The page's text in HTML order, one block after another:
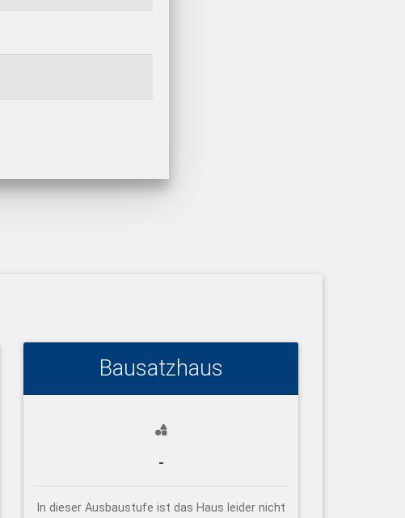
Bausatzhaus
-
In dieser Ausbaustufe ist das Haus leider nicht